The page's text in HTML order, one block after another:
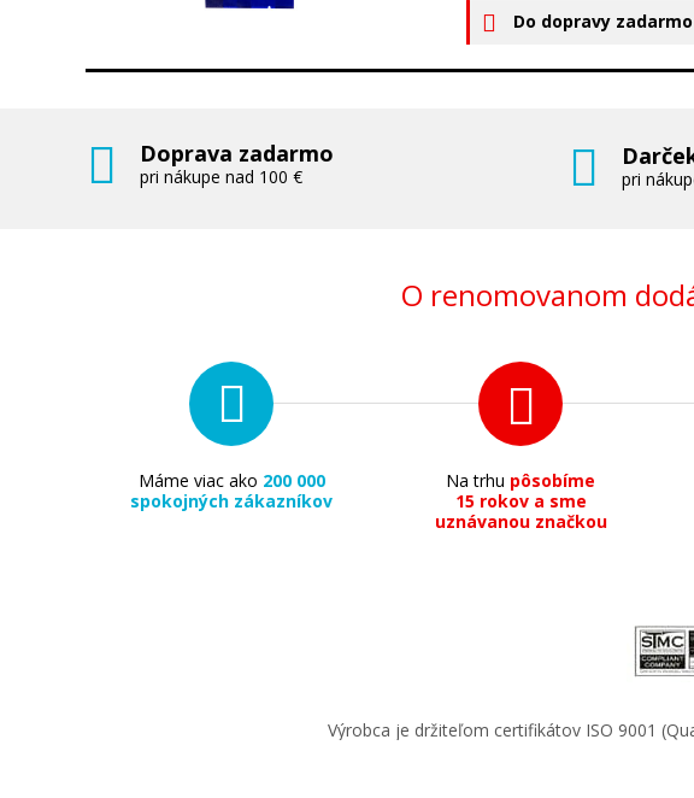
Do dopravy zadarmo
Doprava zadarmo
pri nákupe nad 100 € pri
O renomovanom
Máme viac ako 200 000
spokojných zákazníkov
Na trhu pôsobíme
15 rokov a sme
uznávanou značkou
Výrobca je držiteľom certifikátov ISO 9001